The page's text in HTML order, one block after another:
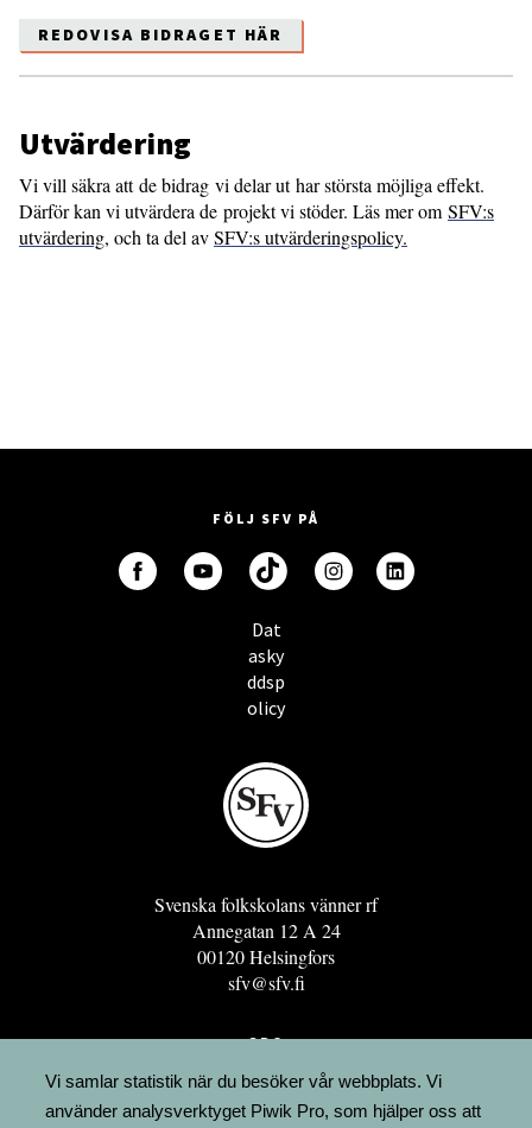
REDOVISA BIDRAGET HÄR
Utvärdering
Vi vill säkra att de bidrag vi delar ut har största möjliga effekt.
Därför kan vi utvärdera de projekt vi stöder. Läs mer om SFV:s
utvärdering, och ta del avSFV:s utvärderingspolicy.
FÖLJ SFV PÅ
Dat
asky
ddsp
olicy
Svenska folkskolans vänner rf
Annegatan 12 A 24
00120 Helsingfors
sfv@sfv.fi
GRO
FÖRENINGSRESURSEN
MINNESRUNOR.FI
Vi samlar statistik när du besöker vår webbplats. Vi
använder analysverktyget Piwik Pro, som hjälper oss att